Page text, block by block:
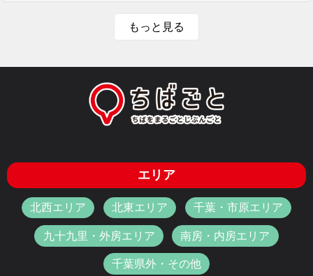
もっと見る
エリア
北西エリア 北東エリア 千葉・市原エリア
九十九里・外房エリア 南房・内房エリア
千葉県外・その他